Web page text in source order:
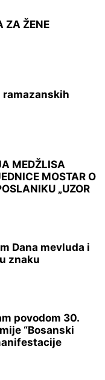
ZA ŽENE
ramazanskih
MEDŽLISA
MOSTAR O
„UZOR
Dana mevluda i
znaku
povodom 30.
“Bosanski